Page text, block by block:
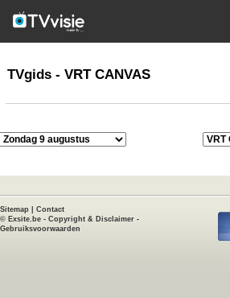
TVgids
TVgids - VRT CANVAS
Sitemap
Contact
© Exsite.be - Copyright & Disclaimer -
Gebruiksvoorwaarden